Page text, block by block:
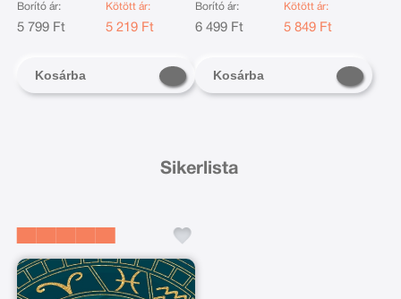
Borító ár:
5 799 Ft
Kötött ár:
5 219 Ft
Kosárba
Borító ár:
6 499 Ft
Kötött ár:
5 849 Ft
Kosárba
Sikerlista